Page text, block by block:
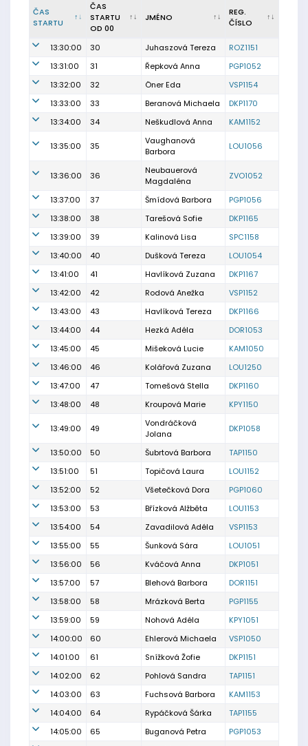
ČAS
STARTU
ČAS
STARTU
OD 00
JMÉNO
REG.
ČÍSLO
13:30:00 30 Juhaszová Tereza
ROZ1151
13:31:00
31 Řepková Anna
PGP1052
13:32:00
32 Öner Eda
VSP1154
13:33:00
33 Beranová Michaela
DKP1170
13:34:00
34 Neškudlová Anna KAM1152
13:35:00 35
Vaughanová
Barbora
LOU1056
13:36:00 36
Neubauerová
Magdaléna
ZVO1052
13:37:00 37 Šmídová Barbora
PGP1056
13:38:00
38 Tarešová Sofie
DKP1165
13:39:00
39 Kalinová Lisa
SPC1158
13:40:00
40 Dušková Tereza
LOU1054
13:41:00
41 Havlíková Zuzana
DKP1167
13:42:00
42 Rodová Anežka
VSP1152
13:43:00
43 Havlíková Tereza
DKP1166
13:44:00
44 Hezká Adéla
DOR1053
13:45:00
45 Mišeková Lucie
KAM1050
13:46:00
46 Kolářová Zuzana
LOU1250
13:47:00
47 Tomešová Stella
DKP1160
13:48:00
48 Kroupová Marie KPY1150
13:49:00 49
Vondráčková
Jolana
DKP1058
13:50:00 50 Šubrtová Barbora
TAP1150
13:51:00
51 Topičová Laura
LOU1152
13:52:00
52 Všetečková Dora
PGP1060
13:53:00
53 Břízková Alžběta
LOU1153
13:54:00
54 Zavadilová Adéla
VSP1153
13:55:00
55 Šunková Sára
LOU1051
13:56:00
56 Kváčová Anna
DKP1051
13:57:00
57 Blehová Barbora
DOR1151
13:58:00
58 Mrázková Berta
PGP1155
13:59:00
59 Nohová Adéla
KPY1051
14:00:00
60 Ehlerová Michaela
VSP1050
14:01:00
61 Snížková Žofie
DKP1151
14:02:00
62 Pohlová Sandra
TAP1151
14:03:00
63 Fuchsová Barbora
KAM1153
14:04:00
64 Rypáčková Šárka
TAP1155
14:05:00
65 Buganová Petra
PGP1053